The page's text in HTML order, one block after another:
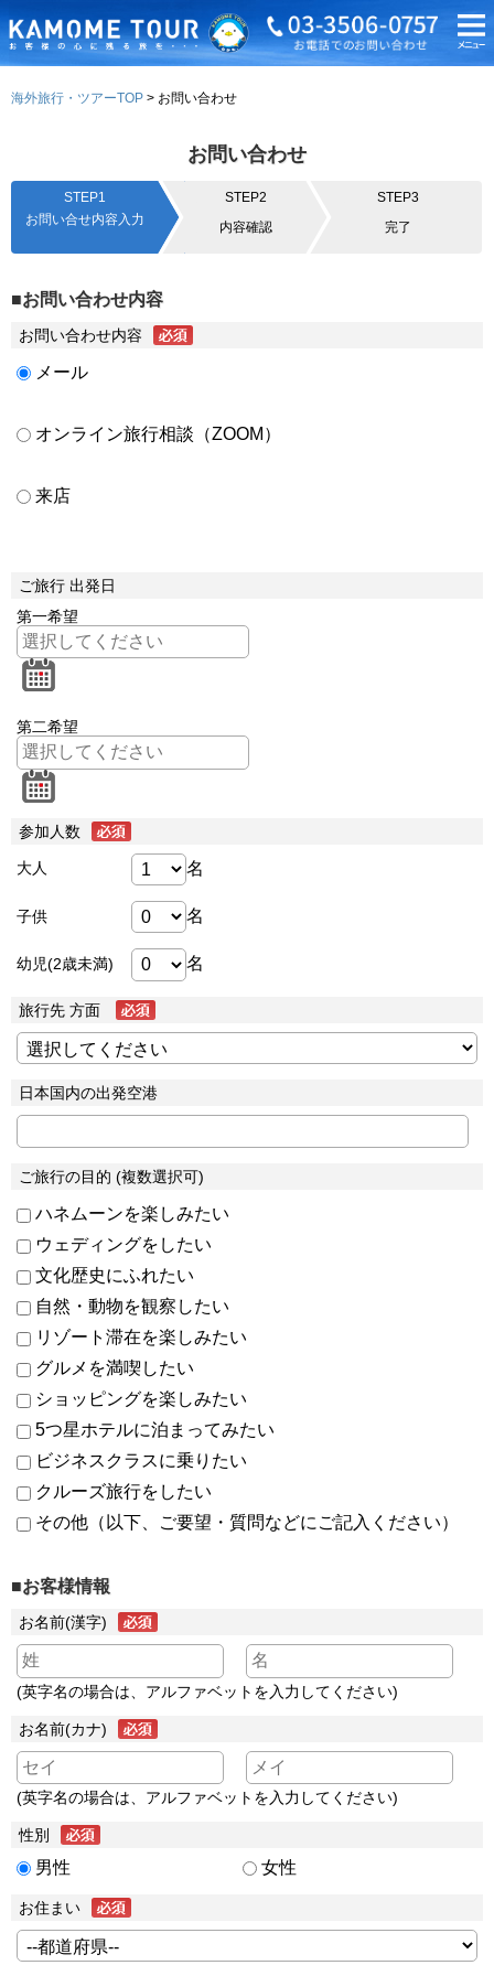
海外旅行・ツアーTOP お問い合わせ
お問い合わせ
STEP1
お問い合せ内容入力
STEP2
内容確認
STEP3
完了
■お問い合わせ内容
お問い合わせ内容
メール
オンライン旅行相談（ZOOM）
来店
ご旅行 出発日
第一希望
第二希望
参加人数
大人 名
子供 名
幼児(2歳未満) 名
旅行先 方面
日本国内の出発空港
ご旅行の目的 (複数選択可)
ハネムーンを楽しみたい
ウェディングをしたい
文化歴史にふれたい
自然・動物を観察したい
リゾート滞在を楽しみたい
グルメを満喫したい
ショッピングを楽しみたい
5つ星ホテルに泊まってみたい
ビジネスクラスに乗りたい
クルーズ旅行をしたい
その他（以下、ご要望・質問などにご記入ください）
■お客様情報
お名前(漢字)
(英字名の場合は、アルファベットを入力してください)
お名前(カナ)
(英字名の場合は、アルファベットを入力してください)
性別
男性 女性
お住まい